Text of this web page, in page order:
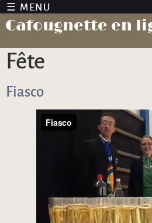
Cafougnette en
fête
Fiasco